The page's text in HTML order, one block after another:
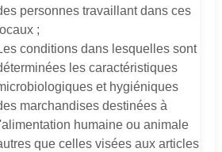
personnes travaillant dans ces
locaux ;
conditions dans lesquelles sont
les caractéristiques
et hygiéniques
marchandises destinées à
l'alimentation humaine ou animale
que celles visées aux articles